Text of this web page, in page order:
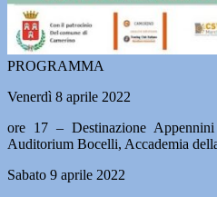
PROGRAMMA
Venerdì 8 aprile 2022
ore 17 – Destinazione
Auditorium Bocelli, Accademia
Sabato 9 aprile 2022